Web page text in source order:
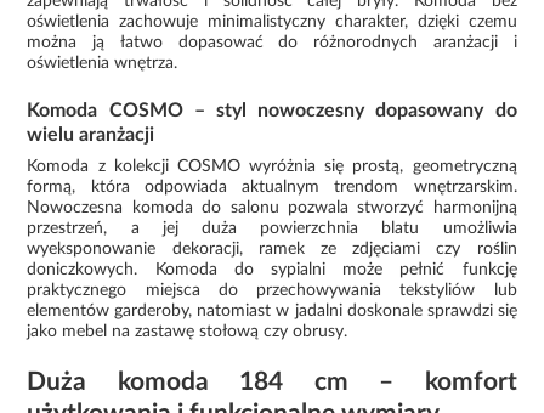
oświetlenia zachowuje minimalistyczny charakter, dzięki czemu
można ją łatwo dopasować do różnorodnych aranżacji i
oświetlenia wnętrza.
Komoda COSMO – styl nowoczesny dopasowany do
wielu aranżacji
Komoda z kolekcji COSMO wyróżnia się prostą, geometryczną
formą, która odpowiada aktualnym trendom wnętrzarskim.
Nowoczesna komoda do salonu pozwala stworzyć harmonijną
przestrzeń, a jej duża powierzchnia blatu umożliwia
wyeksponowanie dekoracji, ramek ze zdjęciami czy roślin
doniczkowych. Komoda do sypialni może pełnić funkcję
praktycznego miejsca do przechowywania tekstyliów lub
elementów garderoby, natomiast w jadalni doskonale sprawdzi się
jako mebel na zastawę stołową czy obrusy.
Duża komoda 184 cm – komfort